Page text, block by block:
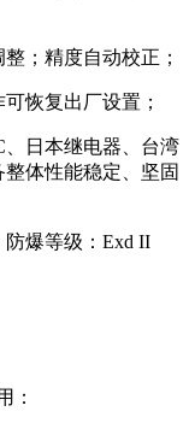
；精度自动校正；
恢复出厂设置；
日本继电器、台湾
体性能稳定、坚固
爆等级：Exd II
：